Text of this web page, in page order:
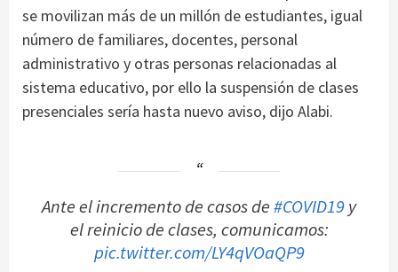
se movilizan más de un millón de estudiantes, igual
número de familiares, docentes, personal
administrativo y otras personas relacionadas al
sistema educativo, por ello la suspensión de clases
presenciales sería hasta nuevo aviso, dijo Alabi.
Ante el incremento de casos de#COVID19y
el reinicio de clases, comunicamos:
pic.twitter.com/LY4qVOaQP9